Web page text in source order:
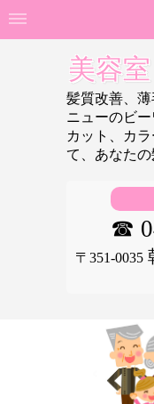
美容
髪質改善、
ニューのビー
カット、カ
て、あなたの
☎
〒351-0035